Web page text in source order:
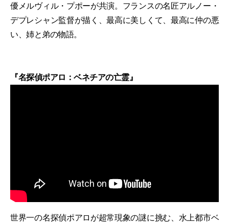
優メルヴィル・プポーが共演。フランスの名匠アルノー・
デプレシャン監督が描く、最高に美しくて、最高に仲の悪
い、姉と弟の物語。
『名探偵ポアロ：ベネチアの亡霊』
世界一の名探偵ポアロが超常現象の謎に挑む、水上都市ベ